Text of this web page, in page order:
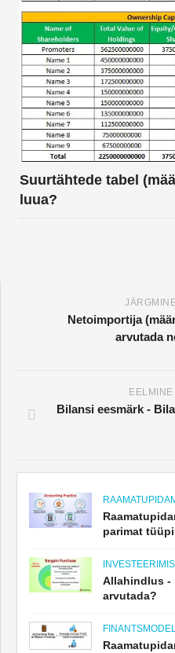
Suurtähtede tabel
luua?
Netoimportija
arvutada
Bilansi eesmärk -
parimat tüüpi
Allahindlus -
arvutada?